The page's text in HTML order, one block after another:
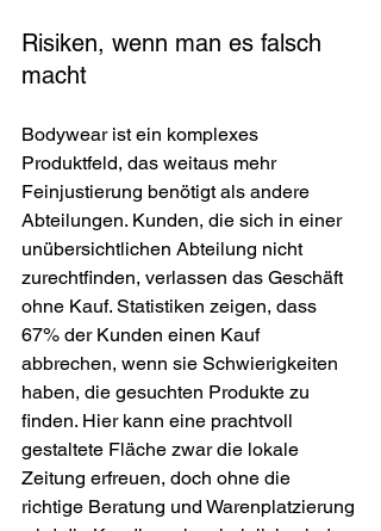
Risiken, wenn man es falsch
macht
Bodywear ist ein komplexes
Produktfeld, das weitaus mehr
Feinjustierung benötigt als andere
Abteilungen. Kunden, die sich in einer
unübersichtlichen Abteilung nicht
zurechtfinden, verlassen das Geschäft
ohne Kauf. Statistiken zeigen, dass
67% der Kunden einen Kauf
abbrechen, wenn sie Schwierigkeiten
haben, die gesuchten Produkte zu
finden. Hier kann eine prachtvoll
gestaltete Fläche zwar die lokale
Zeitung erfreuen, doch ohne die
richtige Beratung und Warenplatzierung